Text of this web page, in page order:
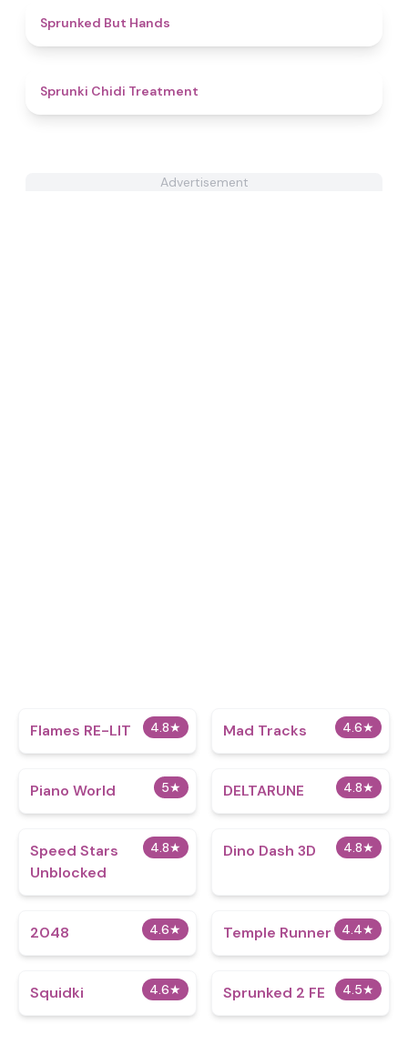
Sprunked But Hands
Sprunki Chidi Treatment
Advertisement
4.8★
Flames RE-LIT 4.6★
Mad Tracks
5★
Piano World 4.8★
DELTARUNE
4.8★
Speed Stars
Unblocked
4.8★
Dino Dash 3D
4.6★
2048 4.4★
Temple Runner
4.6★
Squidki 4.5★
Sprunked 2 FE